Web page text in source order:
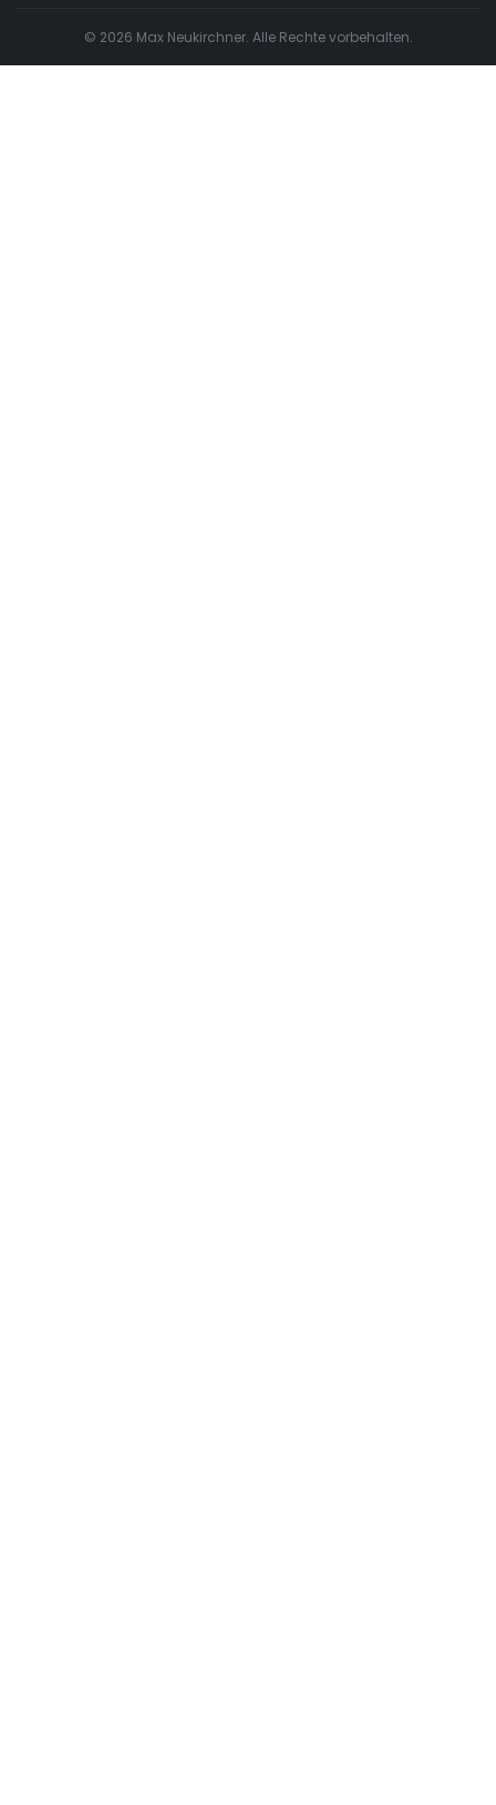
© 2026 Max Neukirchner. Alle Rechte vorbehalten.